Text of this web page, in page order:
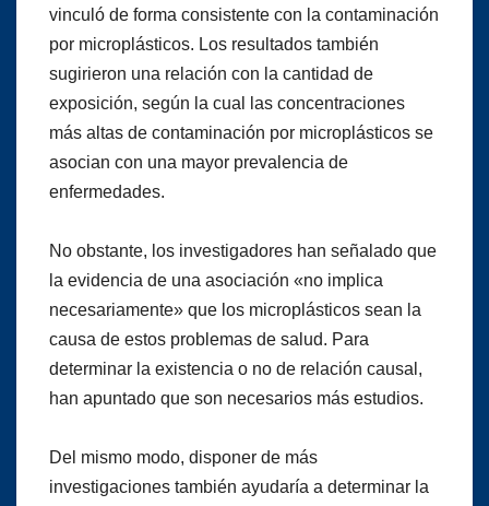
vinculó de forma consistente con la contaminación
por microplásticos. Los resultados también
sugirieron una relación con la cantidad de
exposición, según la cual las concentraciones
más altas de contaminación por microplásticos se
asocian con una mayor prevalencia de
enfermedades.
No obstante, los investigadores han señalado que
la evidencia de una asociación «no implica
necesariamente» que los microplásticos sean la
causa de estos problemas de salud. Para
determinar la existencia o no de relación causal,
han apuntado que son necesarios más estudios.
Del mismo modo, disponer de más
investigaciones también ayudaría a determinar la